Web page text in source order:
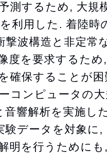
測するため, 大規
利用した. 着陸時
撃波構造と非定常
度を要求するた
確保することが
コンピュータの
音響解析を実施し
験データを対象に
明を行うために